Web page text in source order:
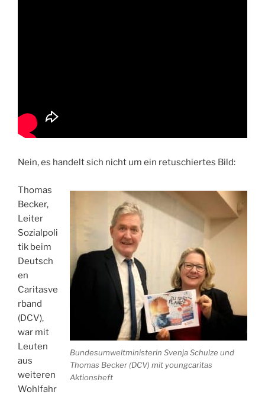
Nein, es handelt sich nicht um ein retuschiertes Bild:
Bundesumweltministerin Svenja Schulze und
Thomas Becker (DCV) mit youngcaritas
Aktionsheft
Thomas
Becker,
Leiter
Sozialpoli
tik beim
Deutsch
en
Caritasve
rband
(DCV),
war mit
Leuten
aus
weiteren
Wohlfahr